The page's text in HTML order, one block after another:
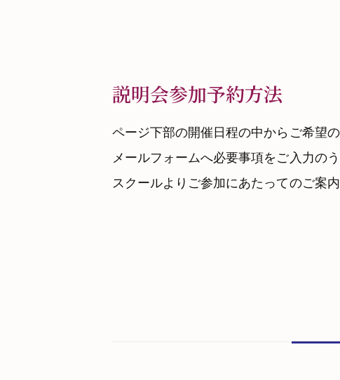
説明会参加予約方法
ページ下部の開催日程の中からご希望
メールフォームへ必要事項をご入力の
スクールよりご参加にあたってのご案